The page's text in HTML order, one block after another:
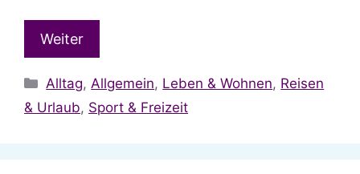
Weiter
Kategorien
Alltag,Allgemein, Leben & Wohnen, Reisen
& Urlaub, Sport & Freizeit